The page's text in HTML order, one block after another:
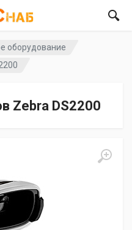
оборудование
Zebra DS2200